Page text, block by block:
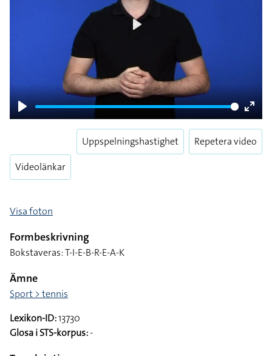
Play
Enter
Videolänkar
Uppspelningshastighet Repetera video
Visa foton
Formbeskrivning
Bokstaveras: T-I-E-B-R-E-A-K
Ämne
Sport > tennis
Lexikon-ID:13730
Glosa i STS-korpus:-